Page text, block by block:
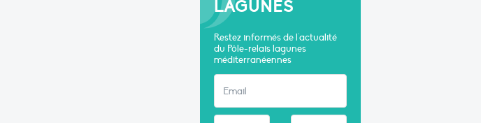
LAGUNES
Restez informés de l'actualité
du Pôle-relais lagunes
méditerranéennes